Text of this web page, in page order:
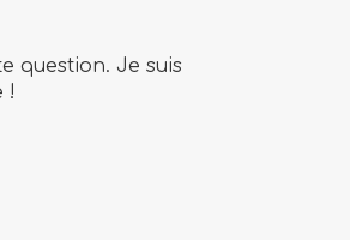
question. Je suis
!